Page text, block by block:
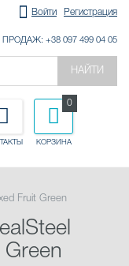
Войти Регистрация
+38 097 499 04 05
НАЙТИ
КОРЗИНА
0
Fruit Green